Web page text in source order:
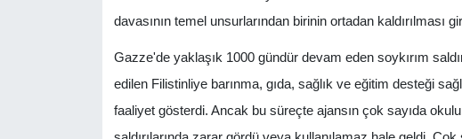
davasının temel unsurlarından birinin ortadan kaldırılması
Gazze'de yaklaşık 1000 gündür devam eden soykırım
edilen Filistinliye barınma, gıda, sağlık ve eğitim desteği
faaliyet gösterdi. Ancak bu süreçte ajansın çok sayıda